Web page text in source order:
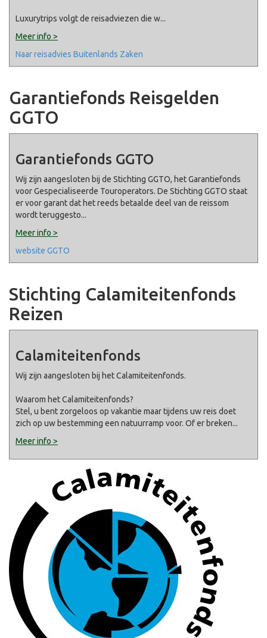
Luxurytrips volgt de reisadviezen die w...
Meer info >
Naar reisadvies Buitenlands Zaken
Garantiefonds Reisgelden
GGTO
Garantiefonds GGTO
Wij zijn aangesloten bij de Stichting GGTO, het Garantiefonds
voor Gespecialiseerde Touroperators. De Stichting GGTO staat
er voor garant dat het reeds betaalde deel van de reissom
wordt teruggesto...
Meer info >
website GGTO
Stichting Calamiteitenfonds
Reizen
Calamiteitenfonds
Wij zijn aangesloten bij het Calamiteitenfonds.
Waarom het Calamiteitenfonds?
Stel, u bent zorgeloos op vakantie maar tijdens uw reis doet
zich op uw bestemming een natuurramp voor. Of er breken...
Meer info >